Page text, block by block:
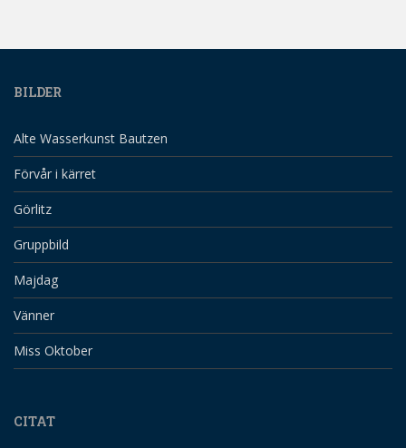
BILDER
Alte Wasserkunst Bautzen
Förvår i kärret
Görlitz
Gruppbild
Majdag
Vänner
Miss Oktober
CITAT